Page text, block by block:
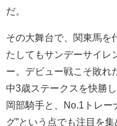
だ。
その大舞台で、関東馬を
たしてもサンデーサイレ
ー。デビュー戦こそ敗れ
中3歳ステークスを快勝
岡部騎手と、No.1トレー
グ”という点でも注目を